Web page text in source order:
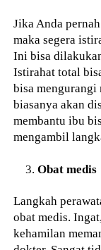
Jika Anda
maka segera
Ini bisa
Istirahat total
bisa
biasanya akan
membantu ibu
mengambil
Obat medis
Langkah
obat medis.
kehamilan